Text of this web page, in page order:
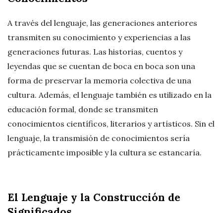
A través del lenguaje, las generaciones anteriores
transmiten su conocimiento y experiencias a las
generaciones futuras. Las historias, cuentos y
leyendas que se cuentan de boca en boca son una
forma de preservar la memoria colectiva de una
cultura. Además, el lenguaje también es utilizado en la
educación formal, donde se transmiten
conocimientos científicos, literarios y artísticos. Sin el
lenguaje, la transmisión de conocimientos sería
prácticamente imposible y la cultura se estancaría.
El Lenguaje y la Construcción de